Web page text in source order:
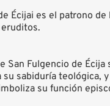
Écijai es el patrono
San Fulgencio de Écija
sabiduría teológica,
su función